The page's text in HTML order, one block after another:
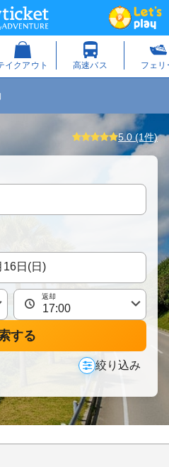
5.0 (1件)
返却
する
絞り込み